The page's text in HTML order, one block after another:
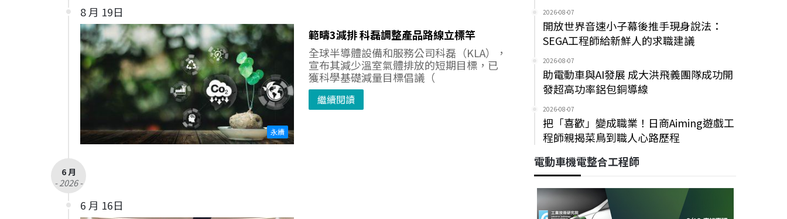
8 月 19日
永續
範疇3減排 科磊調整產品路線立標竿
全球半導體設備和服務公司科磊（KLA），
宣布其減少溫室氣體排放的短期目標，已
獲科學基礎減量目標倡議（
繼續閱讀
6 月
- 2026 -
6 月 16日
2026-08-07
開放世界音速小子幕後推手現身說法：
SEGA工程師給新鮮人的求職建議
2026-08-07
助電動車與AI發展 成大洪飛義團隊成功開
發超高功率鋁包銅導線
2026-08-07
把「喜歡」變成職業！日商Aiming遊戲工
程師親揭菜鳥到職人心路歷程
電動車機電整合工程師